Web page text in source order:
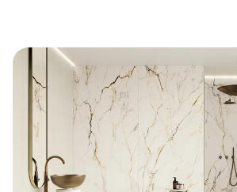
KONTAKT
PL EN SK DE UK